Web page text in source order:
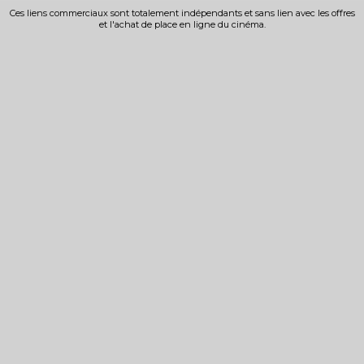
Ces liens commerciaux sont totalement indépendants et sans lien avec les offres
et l'achat de place en ligne du cinéma.